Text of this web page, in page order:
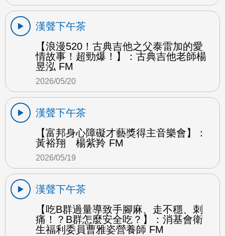
漢聲下午茶
【浪漫520！古典吉他之父泰雷加的愛
情故事！超勁爆！】：古典吉他老師楊
昱泓 FM
2026/05/20
漢聲下午茶
【富邦身心障礙才藝獎得主音樂會】：
黃裕翔 楊紫羚 FM
2026/05/19
漢聲下午茶
【吃B群過量導致手腳麻、走不穩、刺
痛！？B群怎麼安全吃？】：消基會衛
生福利委員曹雅姿營養師 FM